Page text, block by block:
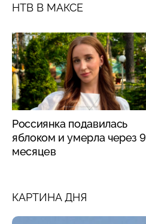
НТВ В МАКСЕ
Россиянка подавилась
яблоком и умерла через 9
месяцев
КАРТИНА ДНЯ